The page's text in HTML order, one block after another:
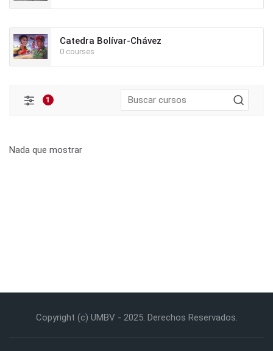
Catedra Bolívar-Chávez
0 courses
Filtros
1
Nada que mostrar
Copyright (c) UMBV - 2025. Derechos Reservados.